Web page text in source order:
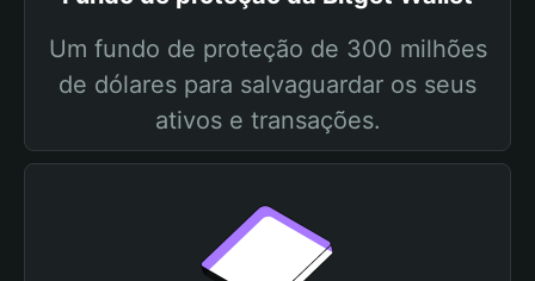
Um fundo de proteção de 300 milhões
de dólares para salvaguardar os seus
ativos e transações.